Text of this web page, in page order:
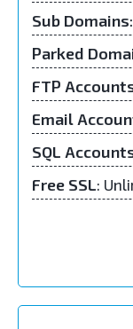
Sub Domains:
Parked
FTP
Email
SQL
Free SSL: